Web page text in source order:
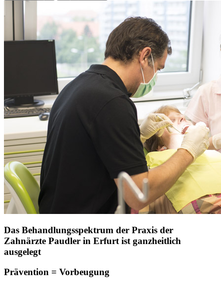
Das Behandlungsspektrum der Praxis der
Zahnärzte Paudler in Erfurt ist ganzheitlich
ausgelegt
Prävention = Vorbeugung